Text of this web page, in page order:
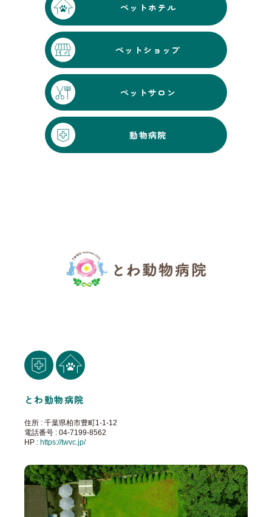
ペットホテル
ペットショップ
ペットサロン
動物病院
とわ動物病院
住所 : 千葉県柏市豊町1-1-12
電話番号 : 04-7199-8562
HP :https://twvc.jp/